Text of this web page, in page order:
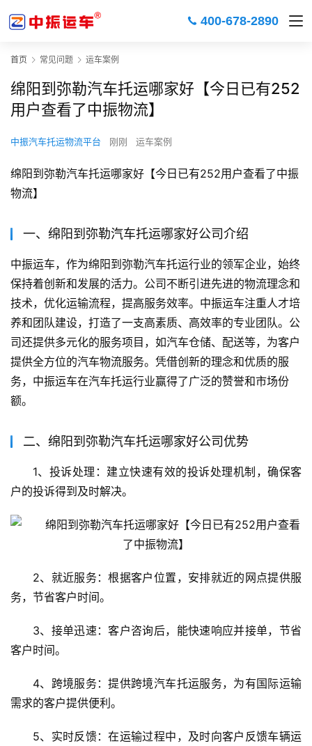
400-678-2890
首页 常见问题 运车案例
绵阳到弥勒汽车托运哪家好【今日已有252
用户查看了中振物流】
中振汽车托运物流平台 刚刚 运车案例
绵阳到弥勒汽车托运哪家好【今日已有252用户查看了中振
物流】
一、绵阳到弥勒汽车托运哪家好公司介绍
中振运车，作为绵阳到弥勒汽车托运行业的领军企业，始终
保持着创新和发展的活力。公司不断引进先进的物流理念和
技术，优化运输流程，提高服务效率。中振运车注重人才培
养和团队建设，打造了一支高素质、高效率的专业团队。公
司还提供多元化的服务项目，如汽车仓储、配送等，为客户
提供全方位的汽车物流服务。凭借创新的理念和优质的服
务，中振运车在汽车托运行业赢得了广泛的赞誉和市场份
额。
二、绵阳到弥勒汽车托运哪家好公司优势
1、投诉处理：建立快速有效的投诉处理机制，确保客
户的投诉得到及时解决。
2、就近服务：根据客户位置，安排就近的网点提供服
务，节省客户时间。
3、接单迅速：客户咨询后，能快速响应并接单，节省
客户时间。
4、跨境服务：提供跨境汽车托运服务，为有国际运输
需求的客户提供便利。
5、实时反馈：在运输过程中，及时向客户反馈车辆运